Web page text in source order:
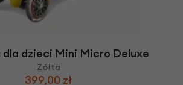
dla dzieci Mini Micro Deluxe
Zółta
399,00 zł